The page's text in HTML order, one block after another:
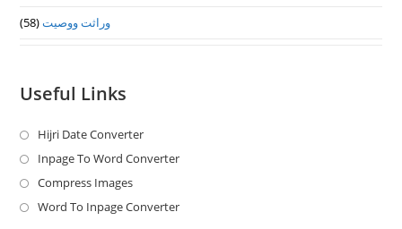
وراثت ووصيت(58)
Useful Links
Hijri Date ConverterOpens
in
new
Inpage To Word ConverterOpens
a
Compress ImagesOpens
in
Word To Inpage ConverterOpens